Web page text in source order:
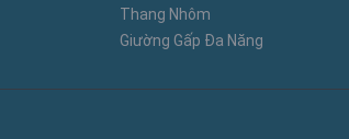
Thang Nhôm
Giường Gấp Đa Năng